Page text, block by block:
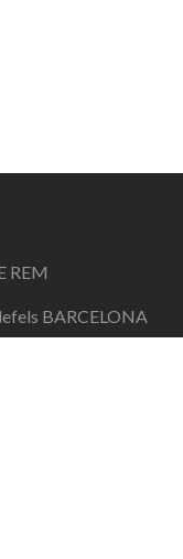
REM
BARCELONA